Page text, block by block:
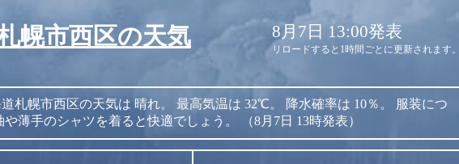
幌市西区の天気 8月7日 13:00発表
リロードすると1時間ごとに更新されます。
札幌市西区の天気は 晴れ。 最高気温は 32℃。 降水確率は 10％。
服装につ
や薄手のシャツを着ると快適でしょう。 （8月7日 13時発表）